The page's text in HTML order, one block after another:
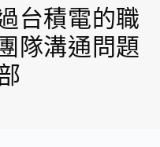
台積電的職
隊溝通問題